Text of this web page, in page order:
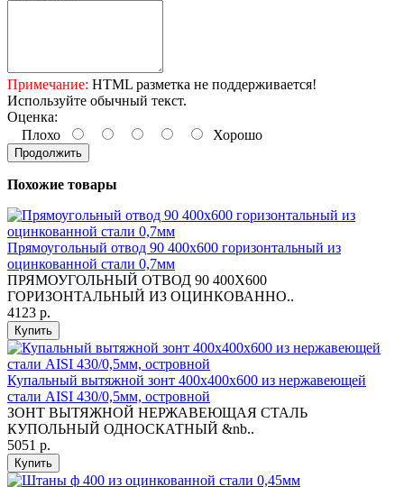
Примечание: HTML разметка не поддерживается!
Используйте обычный текст.
Оценка:
Плохо
Хорошо
Продолжить
Похожие товары
Прямоугольный отвод 90 400х600 горизонтальный из
оцинкованной стали 0,7мм
ПРЯМОУГОЛЬНЫЙ ОТВОД 90 400Х600
ГОРИЗОНТАЛЬНЫЙ ИЗ ОЦИНКОВАННО..
4123 р.
Купить
Купальный вытяжной зонт 400х400х600 из нержавеющей
стали AISI 430/0,5мм, островной
ЗОНТ ВЫТЯЖНОЙ НЕРЖАВЕЮЩАЯ СТАЛЬ
КУПОЛЬНЫЙ ОДНОСКАТНЫЙ &nb..
5051 р.
Купить